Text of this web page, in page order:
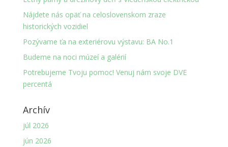
Nájdete nás opäť na celoslovenskom zraze
historických vozidiel
Pozývame ťa na exteriérovu výstavu: BA No.1
Budeme na noci múzeí a galérií
Potrebujeme Tvoju pomoc! Venuj nám svoje DVE
percentá
Archív
júl 2026
jún 2026